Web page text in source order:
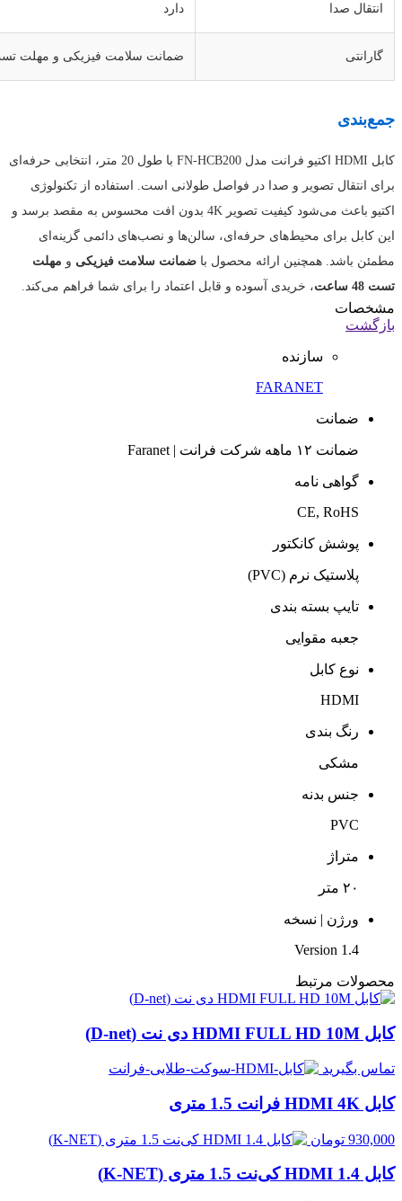
انتقال صدا دارد
گارانتی ضمانت سلامت فیزیکی و مهلت تست 48
جمع‌بندی
کابل HDMI اکتیو فرانت مدل FN-HCB200 با طول 20 متر، انتخابی حرفه‌ای
برای انتقال تصویر و صدا در فواصل طولانی است. استفاده از تکنولوژی
اکتیو باعث می‌شود کیفیت تصویر 4K بدون افت محسوس به مقصد برسد و
این کابل برای محیط‌های حرفه‌ای، سالن‌ها و نصب‌های دائمی گزینه‌ای
مطمئن باشد. همچنین ارائه محصول با ضمانت سلامت فیزیکی و مهلت
تست 48 ساعت
، خریدی آسوده و قابل اعتماد را برای شما فراهم می‌کند.
مشخصات
بازگشت
سازنده
FARANET
ضمانت
ضمانت ۱۲ ماهه شرکت فرانت | Faranet
گواهی نامه
CE, RoHS
پوشش کانکتور
پلاستیک نرم (PVC)
تایپ بسته بندی
جعبه مقوایی
نوع کابل
HDMI
رنگ بندی
مشکی
جنس بدنه
PVC
متراژ
۲۰ متر
ورژن | نسخه
Version 1.4
محصولات مرتبط
کابل HDMI FULL HD 10M دی نت (D-net)
تماس بگیرید
کابل HDMI 4K فرانت 1.5 متری
930,000 تومان
کابل HDMI 1.4 کی‌نت 1.5 متری (K-NET)